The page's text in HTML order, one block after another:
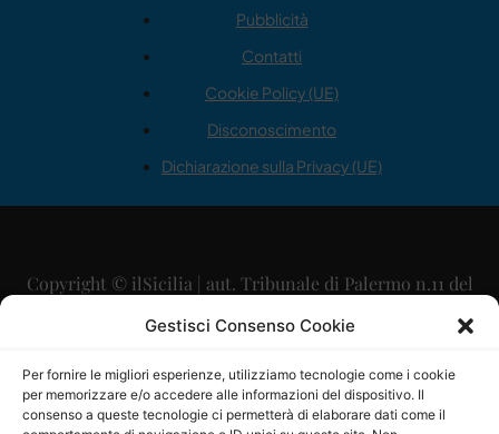
Gestisci Consenso Cookie
Per fornire le migliori esperienze, utilizziamo tecnologie come i cookie
per memorizzare e/o accedere alle informazioni del dispositivo. Il
consenso a queste tecnologie ci permetterà di elaborare dati come il
Pubblicità
Contatti
Cookie Policy (UE)
Disconoscimento
Dichiarazione sulla Privacy (UE)
Copyright © ilSicilia | aut. Tribunale di Palermo n.11 del
29/09/2015
Direttore Editoriale: Maurizio Scaglione